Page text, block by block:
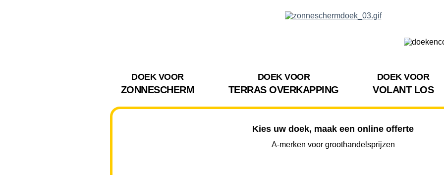
DOEK VOOR
ZONNESCHERM
DOEK VOOR
TERRAS OVERKAPPING
DOEK VOOR
VOLANT LOS
Kies uw doek, maak een online offerte
A-merken voor groothandelsprijzen